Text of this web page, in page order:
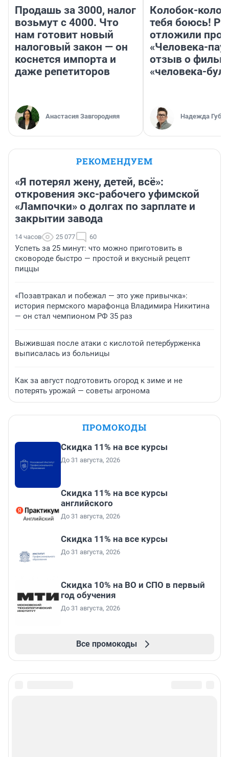
Продашь за 3000, налог
возьмут с 4000. Что
нам готовит новый
налоговый закон — он
коснется импорта и
даже репетиторов
Анастасия Завгородняя
Колобок-
тебя боюсь!
отложили
«Человека-
отзыв о
«человека-
Надежда
РЕКОМЕНДУЕМ
«Я потерял жену, детей, всё»:
откровения экс-рабочего уфимской
«Лампочки» о долгах по зарплате и
закрытии завода
14 часов 25 077 60
Успеть за 25 минут: что можно приготовить в
сковороде быстро — простой и вкусный рецепт
пиццы
«Позавтракал и побежал — это уже привычка»:
история пермского марафонца Владимира Никитина
— он стал чемпионом РФ 35 раз
Выжившая после атаки с кислотой петербурженка
выписалась из больницы
Как за август подготовить огород к зиме и не
потерять урожай — советы агронома
ПРОМОКОДЫ
Скидка 11% на все курсы
До 31 августа, 2026
Скидка 11% на все курсы
английского
До 31 августа, 2026
Скидка 11% на все курсы
До 31 августа, 2026
Скидка 10% на ВО и СПО в первый
год обучения
До 31 августа, 2026
Все промокоды